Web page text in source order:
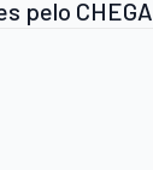
pelo CHEGA